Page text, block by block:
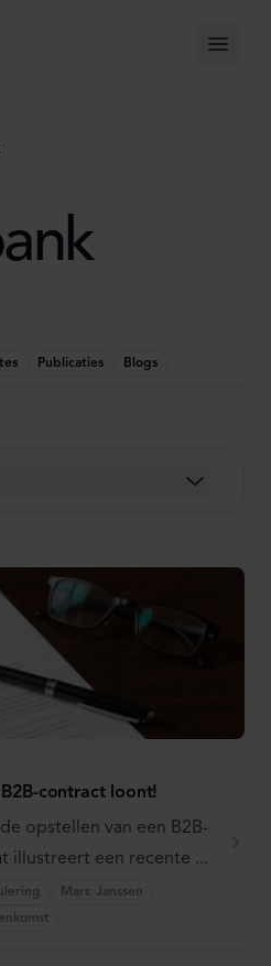
Publicaties Blogs
contract loont!
opstellen van een B2B-
illustreert een recente ...
Marc Janssen